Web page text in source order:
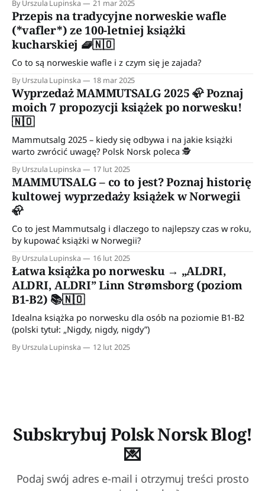
By Urszula Lupinska 21 mar 2025
Przepis na tradycyjne norweskie wafle
(*vafler*) ze 100-letniej książki
kucharskiej 🧇🇳🇴
Co to są norweskie wafle i z czym się je zajada?
By Urszula Lupinska 18 mar 2025
Wyprzedaż MAMMUTSALG 2025 🦣 Poznaj
moich 7 propozycji książek po norwesku!
🇳🇴
Mammutsalg 2025 – kiedy się odbywa i na jakie książki
warto zwrócić uwagę? Polsk Norsk poleca 🕵️
By Urszula Lupinska 17 lut 2025
MAMMUTSALG – co to jest? Poznaj historię
kultowej wyprzedaży książek w Norwegii
🦣
Co to jest Mammutsalg i dlaczego to najlepszy czas w roku,
by kupować książki w Norwegii?
By Urszula Lupinska 16 lut 2025
Łatwa książka po norwesku → „ALDRI,
ALDRI, ALDRI” Linn Strømsborg (poziom
B1-B2) 📚🇳🇴
Idealna książka po norwesku dla osób na poziomie B1-B2
(polski tytuł: „Nigdy, nigdy, nigdy”)
By Urszula Lupinska 12 lut 2025
Subskrybuj Polsk Norsk Blog!
💌
Podaj swój adres e-mail i otrzymuj treści prosto